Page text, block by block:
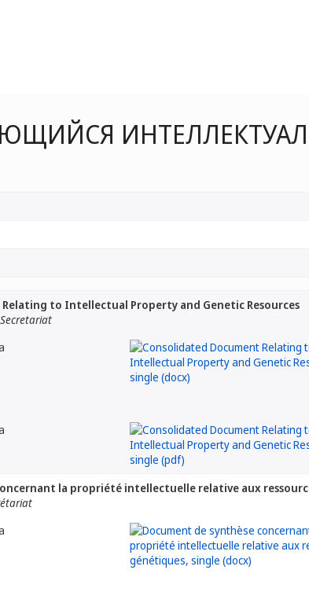
to Intellectual Property and Genetic Resources
la propriété intellectuelle relative aux